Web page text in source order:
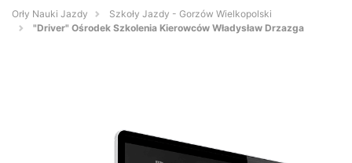
Orły Nauki Jazdy
Szkoły Jazdy - Gorzów Wielkopolski
"Driver" Ośrodek Szkolenia Kierowców Władysław Drzazga